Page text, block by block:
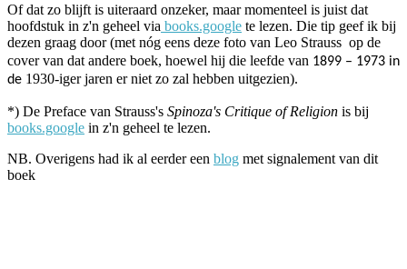
Of dat zo blijft is uiteraard onzeker, maar momenteel is juist dat
hoofdstuk in z'n geheel via books.google te lezen. Die tip geef ik bij
dezen graag door (met nóg eens deze foto van Leo Strauss op de
cover van dat andere boek, hoewel hij die leefde van 1899 – 1973 in
de 1930-iger jaren er niet zo zal hebben uitgezien).
*) De Preface van Strauss's Spinoza's Critique of Religion is bij
books.google in z'n geheel te lezen.
NB. Overigens had ik al eerder een blog met signalement van dit
boek